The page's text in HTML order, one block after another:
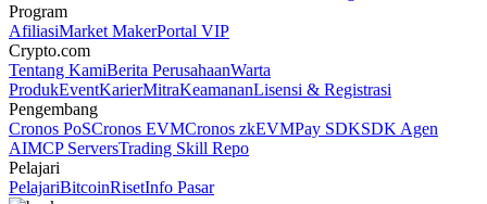
Program
AfiliasiMarket MakerPortal VIP
Crypto.com
Tentang KamiBerita PerusahaanWarta
ProdukEventKarierMitraKeamananLisensi & Registrasi
Pengembang
Cronos PoSCronos EVMCronos zkEVMPay SDKSDK Agen
AIMCP ServersTrading Skill Repo
Pelajari
PelajariBitcoinRisetInfo Pasar